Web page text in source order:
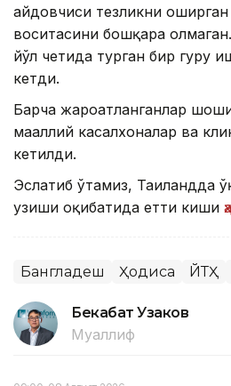
ҳайдовчиси тезликни
воситасини бошқара
йўл четида турган бир гуруҳ
кетди.
Барча жароҳатланганлар
маҳаллий касалхоналар ва
кетилди.
Эслатиб ўтамиз, Таиландда
узиши оқибатида етти киши
Бангладеш Ҳодиса ЙТҲ
Бекабат Узаков
Муаллиф